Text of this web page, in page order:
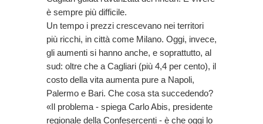
è sempre più difficile.
Un tempo i prezzi crescevano nei territori
più ricchi, in città come Milano. Oggi, invece,
gli aumenti si hanno anche, e soprattutto, al
sud: oltre che a Cagliari (più 4,4 per cento), il
costo della vita aumenta pure a Napoli,
Palermo e Bari. Che cosa sta succedendo?
«Il problema - spiega Carlo Abis, presidente
regionale della Confesercenti - è che oggi lo